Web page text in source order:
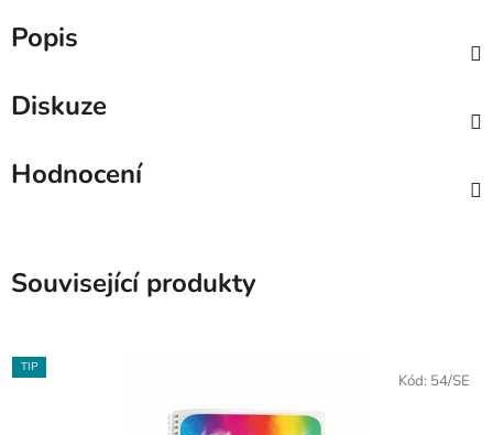
Popis
Diskuze
Hodnocení
Související produkty
TIP
Kód: 54/SE